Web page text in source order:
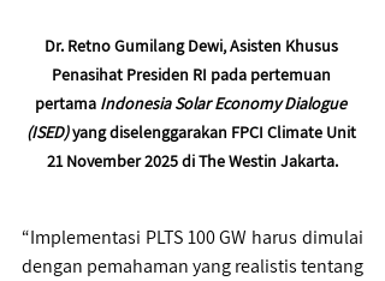
Dr. Retno Gumilang Dewi, Asisten Khusus
Penasihat Presiden RI pada pertemuan
pertama Indonesia Solar Economy Dialogue
(ISED) yang diselenggarakan FPCI Climate Unit
21 November 2025 di The Westin Jakarta.
“Implementasi PLTS 100 GW harus dimulai
dengan pemahaman yang realistis tentang